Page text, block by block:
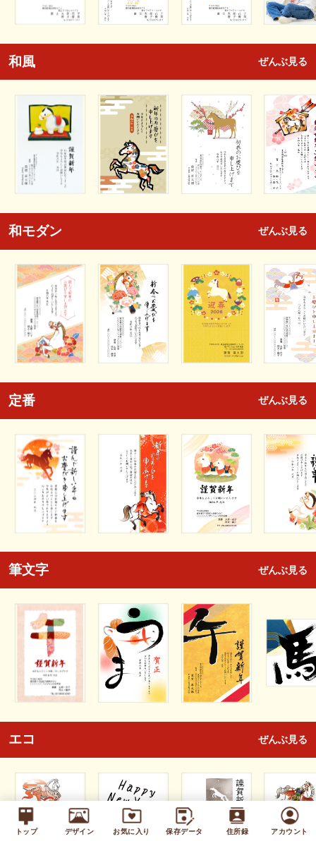
トップ デザイン お気に入り 保存データ 住所録 アカウント
和風 ぜんぶ見る
和モダン ぜんぶ見る
定番 ぜんぶ見る
筆文字 ぜんぶ見る
エコ ぜんぶ見る